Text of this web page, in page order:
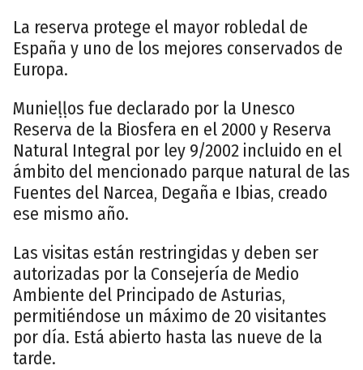
La reserva protege el mayor robledal de
España y uno de los mejores conservados de
Europa.
Munieḷḷos fue declarado por la Unesco
Reserva de la Biosfera en el 2000 y Reserva
Natural Integral por ley 9/2002 incluido en el
ámbito del mencionado parque natural de las
Fuentes del Narcea, Degaña e Ibias, creado
ese mismo año.
Las visitas están restringidas y deben ser
autorizadas por la Consejería de Medio
Ambiente del Principado de Asturias,
permitiéndose un máximo de 20 visitantes
por día. Está abierto hasta las nueve de la
tarde.